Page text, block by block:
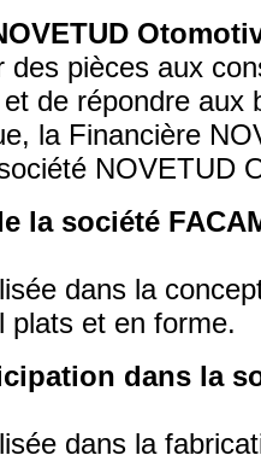
des pièces aux
de répondre aux
la Financière
la société
dans la
plats et en forme.
dans la
dans la